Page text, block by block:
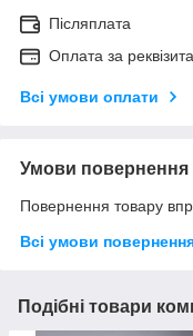
Післяплата
Оплата за
Всі умови оплати
Умови повернення
Повернення товару
Всі умови
Подібні товари